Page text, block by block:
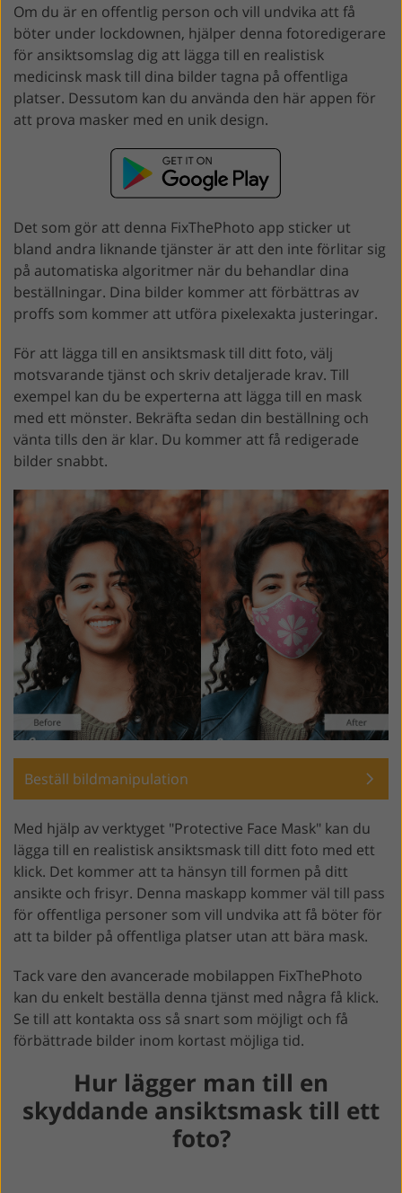
Om du är en offentlig person och vill undvika att få
böter under lockdownen, hjälper denna fotoredigerare
för ansiktsomslag dig att lägga till en realistisk
medicinsk mask till dina bilder tagna på offentliga
platser. Dessutom kan du använda den här appen för
att prova masker med en unik design.
Det som gör att denna FixThePhoto app sticker ut
bland andra liknande tjänster är att den inte förlitar sig
på automatiska algoritmer när du behandlar dina
beställningar. Dina bilder kommer att förbättras av
proffs som kommer att utföra pixelexakta justeringar.
För att lägga till en ansiktsmask till ditt foto, välj
motsvarande tjänst och skriv detaljerade krav. Till
exempel kan du be experterna att lägga till en mask
med ett mönster. Bekräfta sedan din beställning och
vänta tills den är klar. Du kommer att få redigerade
bilder snabbt.
Beställ bildmanipulation
Med hjälp av verktyget "Protective Face Mask" kan du
lägga till en realistisk ansiktsmask till ditt foto med ett
klick. Det kommer att ta hänsyn till formen på ditt
ansikte och frisyr. Denna maskapp kommer väl till pass
för offentliga personer som vill undvika att få böter för
att ta bilder på offentliga platser utan att bära mask.
Tack vare den avancerade mobilappen FixThePhoto
kan du enkelt beställa denna tjänst med några få klick.
Se till att kontakta oss så snart som möjligt och få
förbättrade bilder inom kortast möjliga tid.
Hur lägger man till en
skyddande ansiktsmask till ett
foto?